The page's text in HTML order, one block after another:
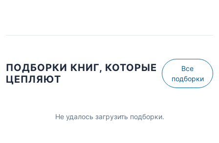
ПОДБОРКИ КНИГ, КОТОРЫЕ
ЦЕПЛЯЮТ
Все
подборки
Не удалось загрузить подборки.